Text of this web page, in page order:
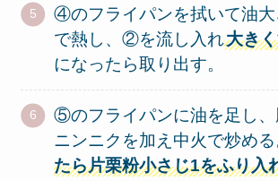
④のフライパンを拭いて油大
で熱し、②を流し入れ大き
になったら取り出す。
⑤のフライパンに油を足し、
ニンニクを加え中火で炒め
たら片栗粉小さじ1をふり入